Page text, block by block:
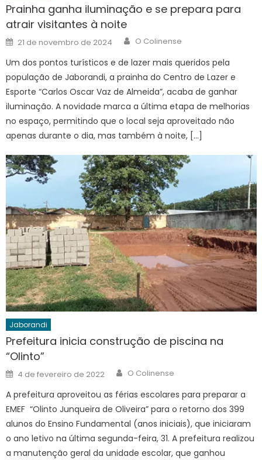
Prainha ganha iluminação e se prepara para
atrair visitantes à noite
Posted
on
21 de novembro de 2024 Author
O Colinense
Um dos pontos turísticos e de lazer mais queridos pela
população de Jaborandi, a prainha do Centro de Lazer e
Esporte “Carlos Oscar Vaz de Almeida”, acaba de ganhar
iluminação. A novidade marca a última etapa de melhorias
no espaço, permitindo que o local seja aproveitado não
apenas durante o dia, mas também à noite, […]
Jaborandi
Prefeitura inicia construção de piscina na
“Olinto”
Posted
on
4 de fevereiro de 2022 Author
O Colinense
A prefeitura aproveitou as férias escolares para preparar a
EMEF “Olinto Junqueira de Oliveira” para o retorno dos 399
alunos do Ensino Fundamental (anos iniciais), que iniciaram
o ano letivo na última segunda-feira, 31. A prefeitura realizou
a manutenção geral da unidade escolar, que ganhou